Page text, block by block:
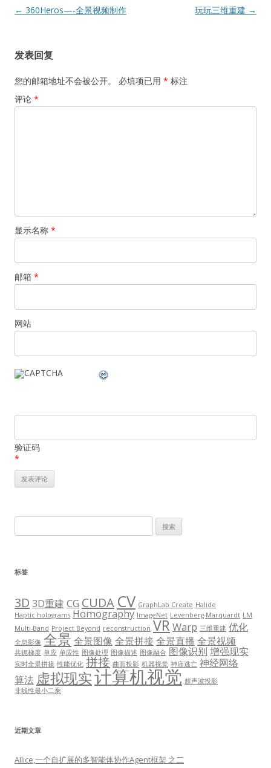
文
航
← 360Heros—-全景视频制作 玩玩三维重建 →
发表回复
您的邮箱地址不会被公开。 必填项已用 * 标注
评论 *
显示名称 *
邮箱 *
网站
验证码
*
索：
标签
3D 3D重建 CG CUDA CV GraphLab Create Halide
Haptic holograms Homography ImageNet Levenberg-Marquardt LM
Multi-Band Project Beyond reconstruction VR Warp 三维重建 优化
全息影像 全景 全景图像 全景拼接全景直播 全景视频
共轭梯度 单应 单应性 图像处理 图像描述 图像融合 图像识别 增强现实
实时全景拼接 性能优化 拼接 曲面投影 机器视觉 神庙逃亡 神经网络
算法 虚拟现实计算机视觉 超声波投影
非线性最小二乘
近期文章
AIlice,一个自扩展的多智能体协作Agent框架 之二